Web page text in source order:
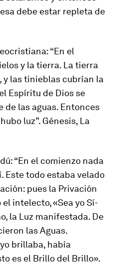
debe estar repleta de
“En el
y la tierra. La tierra
y las tinieblas cubrían la
Espíritu de Dios se
de las aguas. Entonces
luz”. Génesis, La
“En el comienzo nada
Este todo estaba velado
pues la Privación
intelecto, «Sea yo Sí-
la Luz manifestada. De
las Aguas.
brillaba, había
es el Brillo del Brillo».